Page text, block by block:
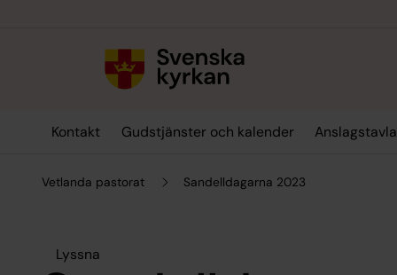
Kontakt Gudstjänster och kalender
Vetlanda pastorat Sandelldagarna 2023
Lyssna